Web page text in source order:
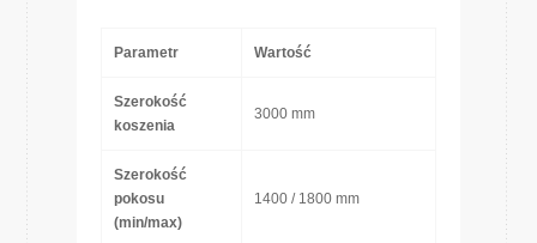
Parametr Wartość
Szerokość
koszenia
3000 mm
Szerokość
pokosu
(min/max)
1400 / 1800 mm